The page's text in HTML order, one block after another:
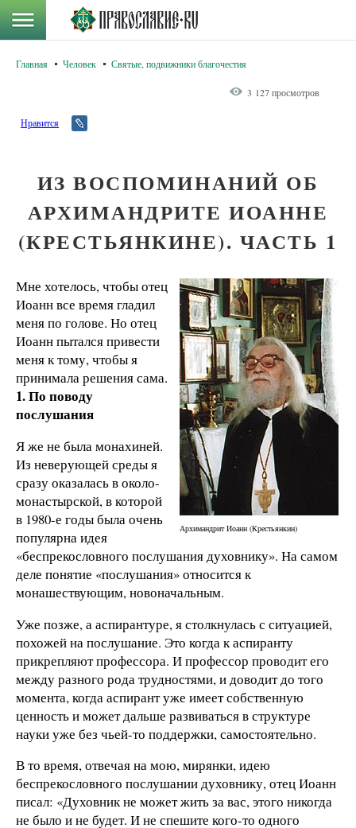
Главная Человек Святые, подвижники благочестия
3 127 просмотров
Нравится
ИЗ ВОСПОМИНАНИЙ ОБ
АРХИМАНДРИТЕ ИОАННЕ
(КРЕСТЬЯНКИНЕ). ЧАСТЬ 1
Архимандрит Иоанн (Крестьянкин)
Мне хотелось, чтобы отец
Иоанн все время гладил
меня по голове. Но отец
Иоанн пытался привести
меня к тому, чтобы я
принимала решения сама.
1. По поводу
послушания
Я же не была монахиней.
Из неверующей среды я
сразу оказалась в около-
монастырской, в которой
в 1980-е годы была очень
популярна идея
«беспрекословного послушания духовнику». На самом
деле понятие «послушания» относится к
монашествующим, новоначальным.
Уже позже, а аспирантуре, я столкнулась с ситуацией,
похожей на послушание. Это когда к аспиранту
прикрепляют профессора. И профессор проводит его
между разного рода трудностями, и доводит до того
момента, когда аспирант уже имеет собственную
ценность и может дальше развиваться в структуре
науки уже без чьей-то поддержки, самостоятельно.
В то время, отвечая на мою, мирянки, идею
беспрекословного послушании духовнику, отец Иоанн
писал: «Духовник не может жить за вас, этого никогда
не было и не будет. И не спешите кого-то одного